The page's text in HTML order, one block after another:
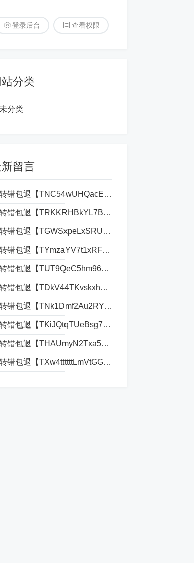
登录后台 查看权限
站分类
未分类
留言
错包退【TNC54wUHQacEfFhMWPs44hvWue2G555555】客服TeleGram:【@TrxEm】
错包退【TRKKRHBkYL7BPLKVYJp29zqYXqTv9XVnDR】客服TeleGram:【@TrxEm】
错包退【TGWSxpeLxSRUTyi58A8fgT738drLR3vCHP】客服TeleGram:【@TrxEm】
错包退【TYmzaYV7t1xRFE7Ayh22dV9y2h88888888】客服TeleGram:【@TrxEm】
错包退【TUT9QeC5hm96yhtEkSBpztCih2hLKMv92u】客服TeleGram:【@TrxEm】
错包退【TDkV44TKvskxhTRZs5CqPnvR1qHPTLBtgY】客服TeleGram:【@TrxEm】
错包退【TNk1Dmf2Au2RYP3uAjLRjnnuPrDBUQQQQQ】客服TeleGram:【@TrxEm】
错包退【TKiJQtqTUeBsg72McgymNZzWqL786MnYWx】客服TeleGram:【@TrxEm】
错包退【THAUmyN2Txa5gmEr7Xhn1Qi7rXYcEjRznL】客服TeleGram:【@TrxEm】
错包退【TXw4ttttttLmVtGGxYXMS4crHNRQfdwcGd】客服TeleGram:【@TrxEm】